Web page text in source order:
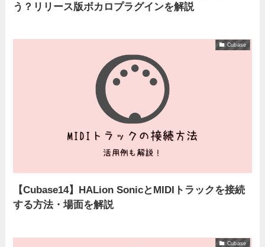
う？リリース版ボカロプラグインを解説
Cubase
【Cubase14】HALion SonicとMIDIトラックを接続
する方法・場面を解説
Cubase